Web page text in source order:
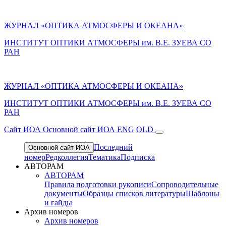
ЖУРНАЛ «ОПТИКА АТМОСФЕРЫ И ОКЕАНА»
ИНСТИТУТ ОПТИКИ АТМОСФЕРЫ им. В.Е. ЗУЕВА СО
РАН
ЖУРНАЛ «ОПТИКА АТМОСФЕРЫ И ОКЕАНА»
ИНСТИТУТ ОПТИКИ АТМОСФЕРЫ им. В.Е. ЗУЕВА СО
РАН
Cайт ИОА Основной сайт ИОА ENG OLD
Основной сайт ИОА Последний
номерРедколлегияТематикаПодписка
АВТОРАМ
АВТОРАМ
Правила подготовки рукописиСопроводительные
документыОбразцы списков литературыШаблоны
и гайды
Архив номеров
Архив номеров